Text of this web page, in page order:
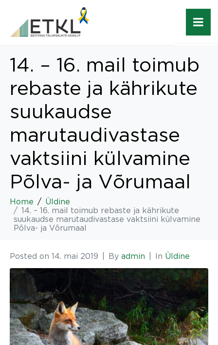
14. – 16. mail toimub
rebaste ja kährikute
suukaudse
marutaudivastase
vaktsiini külvamine
Põlva- ja Võrumaal
Home
Üldine
14. – 16. mail toimub rebaste ja kährikute
suukaudse marutaudivastase vaktsiini külvamine
Põlva- ja Võrumaal
Posted on 14. mai 2019 By admin In Üldine